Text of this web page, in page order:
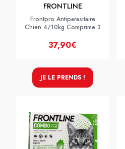
FRONTLINE
Frontpro Antiparasitaire
Chien 4/10kg Comprime 3
37,90€
JE LE PRENDS !